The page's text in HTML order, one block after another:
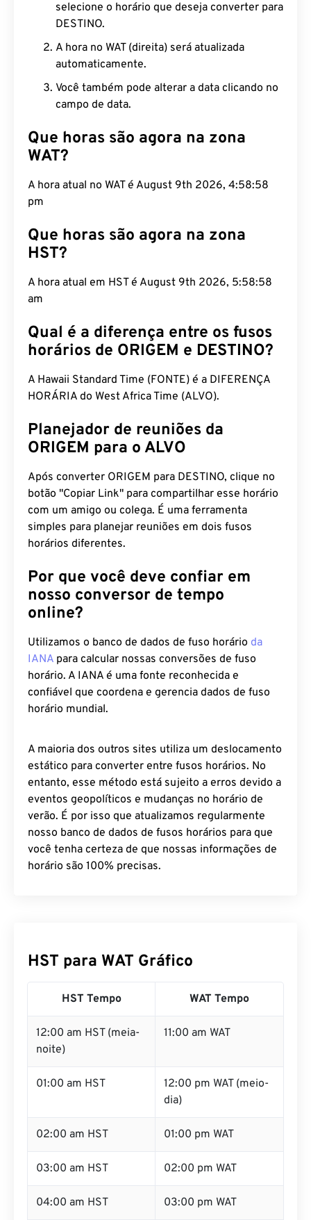
selecione o horário que deseja converter para
DESTINO.
A hora no WAT (direita) será atualizada
automaticamente.
Você também pode alterar a data clicando no
campo de data.
Que horas são agora na zona
WAT?
A hora atual no WAT é August 9th 2026, 4:58:59
pm
Que horas são agora na zona
HST?
A hora atual em HST é August 9th 2026, 5:58:59
am
Qual é a diferença entre os fusos
horários de ORIGEM e DESTINO?
A Hawaii Standard Time (FONTE) é a DIFERENÇA
HORÁRIA do West Africa Time (ALVO).
Planejador de reuniões da
ORIGEM para o ALVO
Após converter ORIGEM para DESTINO, clique no
botão "Copiar Link" para compartilhar esse horário
com um amigo ou colega. É uma ferramenta
simples para planejar reuniões em dois fusos
horários diferentes.
Por que você deve confiar em
nosso conversor de tempo
online?
Utilizamos o banco de dados de fuso horário da
IANA para calcular nossas conversões de fuso
horário. A IANA é uma fonte reconhecida e
confiável que coordena e gerencia dados de fuso
horário mundial.
A maioria dos outros sites utiliza um deslocamento
estático para converter entre fusos horários. No
entanto, esse método está sujeito a erros devido a
eventos geopolíticos e mudanças no horário de
verão. É por isso que atualizamos regularmente
nosso banco de dados de fusos horários para que
você tenha certeza de que nossas informações de
horário são 100% precisas.
HST para WAT Gráfico
HST Tempo WAT Tempo
12:00 am HST (meia-
noite)
11:00 am WAT
01:00 am HST
12:00 pm WAT (meio-
dia)
02:00 am HST 01:00 pm WAT
03:00 am HST 02:00 pm WAT
04:00 am HST 03:00 pm WAT